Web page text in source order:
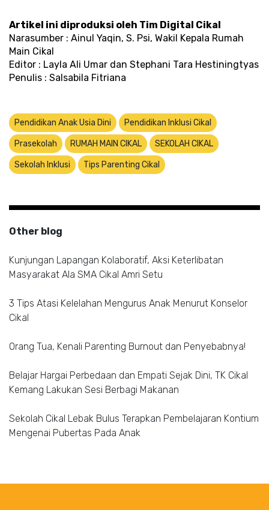
Artikel ini diproduksi oleh Tim Digital Cikal
Narasumber : Ainul Yaqin, S. Psi, Wakil Kepala Rumah
Main Cikal
Editor : Layla Ali Umar dan Stephani Tara Hestiningtyas
Penulis : Salsabila Fitriana
Pendidikan Anak Usia Dini Pendidikan Inklusi Cikal
Prasekolah RUMAH MAIN CIKAL SEKOLAH CIKAL
Sekolah Inklusi Tips Parenting Cikal
Other blog
Kunjungan Lapangan Kolaboratif, Aksi Keterlibatan
Masyarakat Ala SMA Cikal Amri Setu
3 Tips Atasi Kelelahan Mengurus Anak Menurut Konselor
Cikal
Orang Tua, Kenali Parenting Burnout dan Penyebabnya!
Belajar Hargai Perbedaan dan Empati Sejak Dini, TK Cikal
Kemang Lakukan Sesi Berbagi Makanan
Sekolah Cikal Lebak Bulus Terapkan Pembelajaran Kontium
Mengenai Pubertas Pada Anak